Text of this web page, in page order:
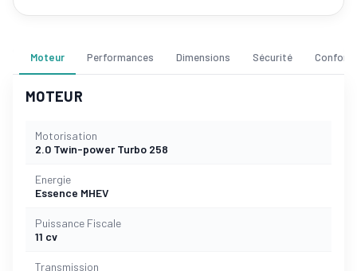
Moteur Performances Dimensions Sécurité Confort
MOTEUR
Motorisation
2.0 Twin-power Turbo 258
Energie
Essence MHEV
Puissance Fiscale
11 cv
Transmission